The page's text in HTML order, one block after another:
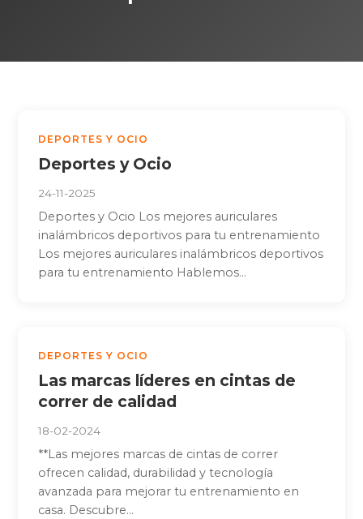
DEPORTES Y OCIO
Deportes y Ocio
24-11-2025
Deportes y Ocio Los mejores auriculares
inalámbricos deportivos para tu entrenamiento
Los mejores auriculares inalámbricos deportivos
para tu entrenamiento Hablemos...
DEPORTES Y OCIO
Las marcas líderes en cintas de
correr de calidad
18-02-2024
**Las mejores marcas de cintas de correr
ofrecen calidad, durabilidad y tecnología
avanzada para mejorar tu entrenamiento en
casa. Descubre...